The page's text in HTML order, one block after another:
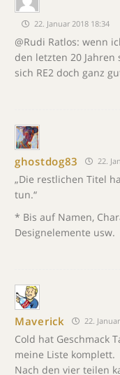
22. Januar 2018 18:34
@Rudi Ratlos: wenn
den letzten 20 Jahren
sich RE2 doch ganz
ghostdog83 22.
„Die restlichen Titel
tun.“
* Bis auf Namen,
Designelemente usw.
Maverick 22.
Cold hat Geschmack
meine Liste komplett.
Nach den vier teilen